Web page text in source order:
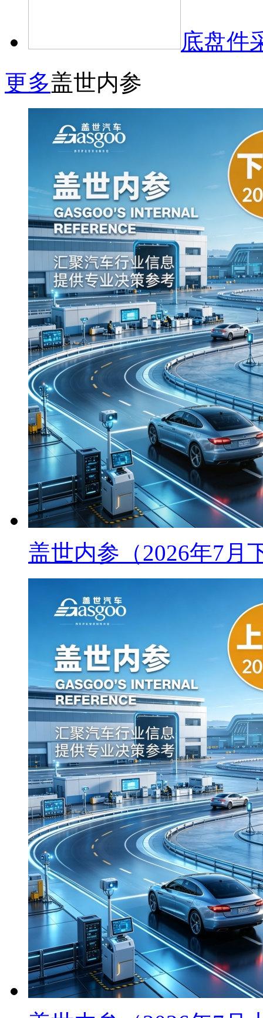
底盘件
更多盖世内参
盖世内参（2026年7月